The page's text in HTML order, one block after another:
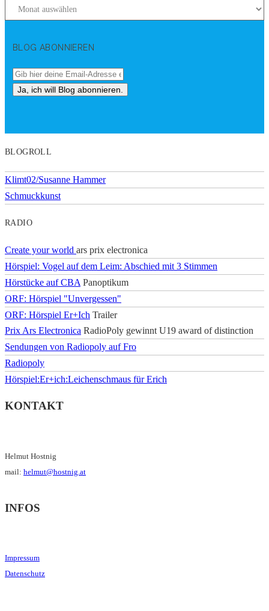
BLOG ABONNIEREN
BLOGROLL
Klimt02/Susanne Hammer
Schmuckkunst
RADIO
Create your world ars prix electronica
Hörspiel: Vogel auf dem Leim: Abschied mit 3 Stimmen
Hörstücke auf CBA Panoptikum
ORF: Hörspiel "Unvergessen"
ORF: Hörspiel Er+Ich Trailer
Prix Ars Electronica RadioPoly gewinnt U19 award of distinction
Sendungen von Radiopoly auf Fro
Radiopoly
Hörspiel:Er+ich:Leichenschmaus für Erich
KONTAKT
Helmut Hostnig
mail: helmut@hostnig.at
INFOS
Impressum
Datenschutz